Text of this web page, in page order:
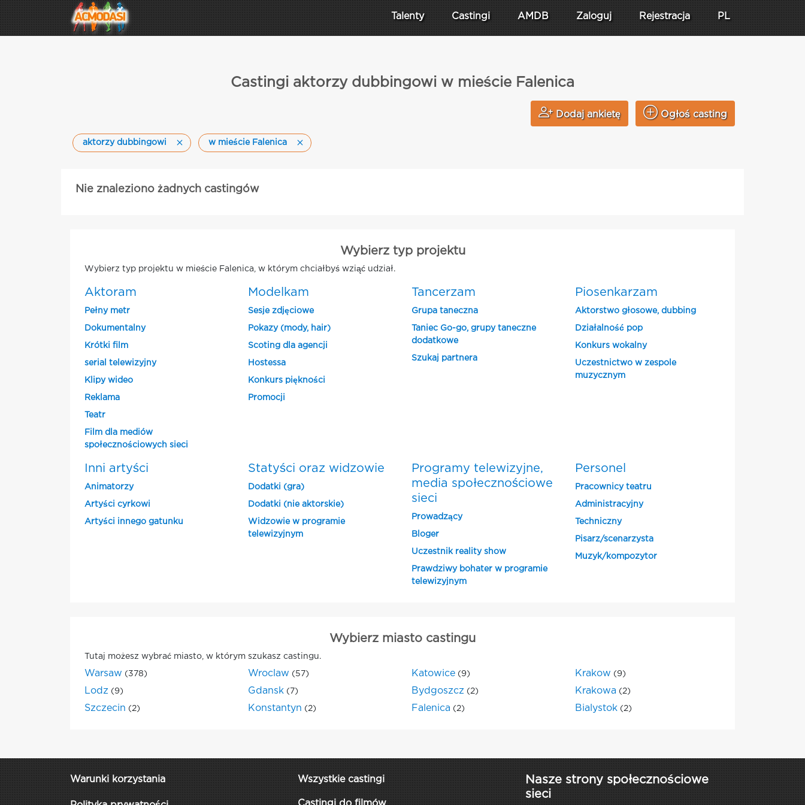
Talenty Castingi AMDB Zaloguj Rejestracja PL
Castingi aktorzy dubbingowi w mieście Falenica
Dodaj ankietę Ogłoś casting
aktorzy dubbingowi w mieście Falenica
Nie znaleziono żadnych castingów
Wybierz typ projektu
Wybierz typ projektu w mieście Falenica, w którym chciałbyś wziąć udział.
Aktoram
Pełny metr
Dokumentalny
Krótki film
serial telewizyjny
Klipy wideo
Reklama
Teatr
Film dla mediów
społecznościowych sieci
Modelkam
Sesje zdjęciowe
Pokazy (mody, hair)
Scoting dla agencji
Hostessa
Konkurs piękności
Promocji
Tancerzam
Grupa taneczna
Taniec Go-go, grupy taneczne
dodatkowe
Szukaj partnera
Piosenkarzam
Aktorstwo głosowe, dubbing
Działalność pop
Konkurs wokalny
Uczestnictwo w zespole
muzycznym
Inni artyści
Animatorzy
Artyści cyrkowi
Artyści innego gatunku
Statyści oraz widzowie
Dodatki (gra)
Dodatki (nie aktorskie)
Widzowie w programie
telewizyjnym
Programy telewizyjne,
media społecznościowe
sieci
Prowadzący
Bloger
Uczestnik reality show
Prawdziwy bohater w programie
telewizyjnym
Personel
Pracownicy teatru
Administracyjny
Techniczny
Pisarz/scenarzysta
Muzyk/kompozytor
Wybierz miasto castingu
Tutaj możesz wybrać miasto, w którym szukasz castingu.
Warsaw (378) Wroclaw (57) Katowice (9) Krakow (9)
Lodz (9) Gdansk (7) Bydgoszcz (2) Krakowa (2)
Szczecin (2) Konstantyn (2) Falenica (2) Bialystok (2)
Warunki korzystania Wszystkie castingi
Nasze strony społecznościowe
sieci